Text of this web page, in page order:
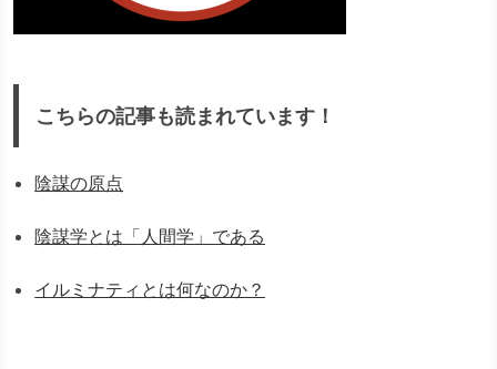
こちらの記事も読まれています！
陰謀の原点
陰謀学とは「人間学」である
イルミナティとは何なのか？